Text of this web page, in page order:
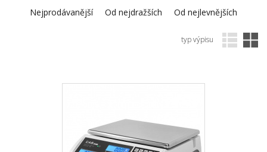
Nejprodávanější Od nejdražších Od nejlevnějších
typ výpisu